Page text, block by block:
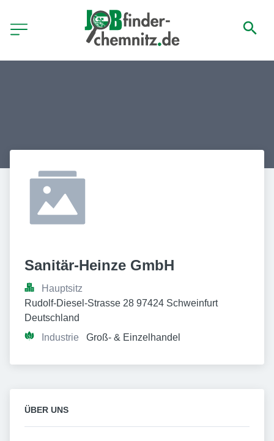
Sanitär-Heinze GmbH
Hauptsitz
Rudolf-Diesel-Strasse 28 97424 Schweinfurt
Deutschland
Industrie
Groß- & Einzelhandel
ÜBER UNS